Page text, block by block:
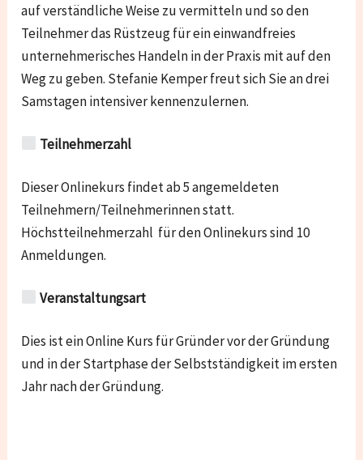
auf verständliche Weise zu vermitteln und so den
Teilnehmer das Rüstzeug für ein einwandfreies
unternehmerisches Handeln in der Praxis mit auf den
Weg zu geben. Stefanie Kemper freut sich Sie an drei
Samstagen intensiver kennenzulernen.
Teilnehmerzahl
Dieser Onlinekurs findet ab 5 angemeldeten
Teilnehmern/Teilnehmerinnen statt.
Höchstteilnehmerzahl für den Onlinekurs sind 10
Anmeldungen.
Veranstaltungsart
Dies ist ein Online Kurs für Gründer vor der Gründung
und in der Startphase der Selbstständigkeit im ersten
Jahr nach der Gründung.